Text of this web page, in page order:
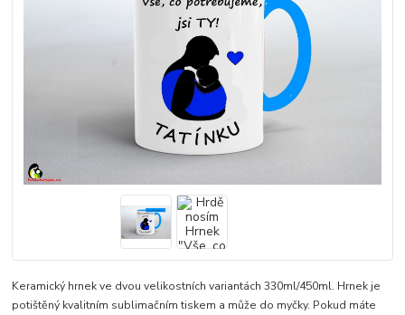
Keramický hrnek ve dvou velikostních variantách 330ml/450ml. Hrnek je
potištěný kvalitním sublimačním tiskem a může do myčky. Pokud máte